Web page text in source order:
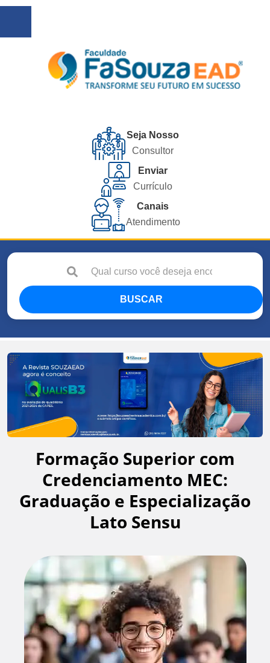
Seja Nosso
Consultor
Enviar
Currículo
Canais
Atendimento
BUSCAR
Formação Superior com
Credenciamento MEC:
Graduação e Especialização
Lato Sensu